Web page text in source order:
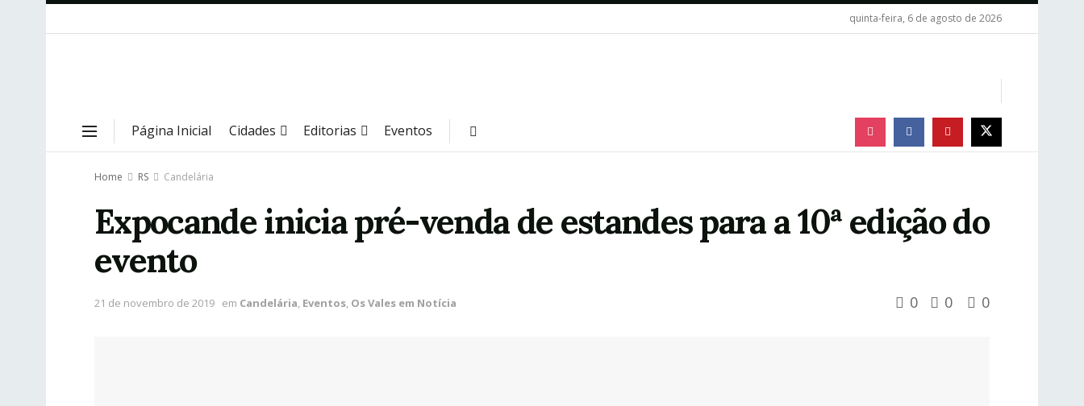
quinta-feira, 6 de agosto de 2026
Página Inicial Cidades Editorias Eventos
Home RS Candelária
Expocande inicia pré-venda de estandes para a 10ª edição do
evento
21 de novembro de 2019 em Candelária, Eventos, Os Vales em Notícia 0 0 0